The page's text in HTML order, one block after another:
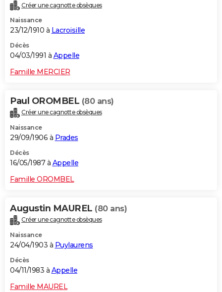
Créer une cagnotte obsèques
Naissance
23/12/1910 à Lacroisille
Décès
04/03/1991 à Appelle
Famille MERCIER
Paul OROMBEL (80 ans)
Créer une cagnotte obsèques
Naissance
29/09/1906 à Prades
Décès
16/05/1987 à Appelle
Famille OROMBEL
Augustin MAUREL (80 ans)
Créer une cagnotte obsèques
Naissance
24/04/1903 à Puylaurens
Décès
04/11/1983 à Appelle
Famille MAUREL